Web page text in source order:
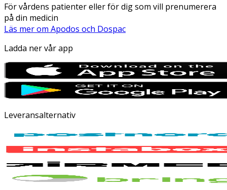
För vårdens patienter eller för dig som vill prenumerera
på din medicin
Läs mer om Apodos och Dospac
Ladda ner vår app
Leveransalternativ